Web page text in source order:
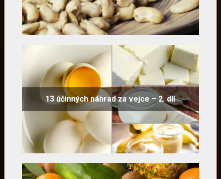
13 účinných náhrad za vejce – 2. díl